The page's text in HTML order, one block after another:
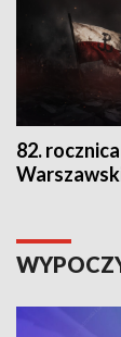
82.